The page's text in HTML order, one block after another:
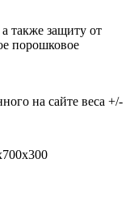
также защиту от
порошковое
на сайте веса +/-